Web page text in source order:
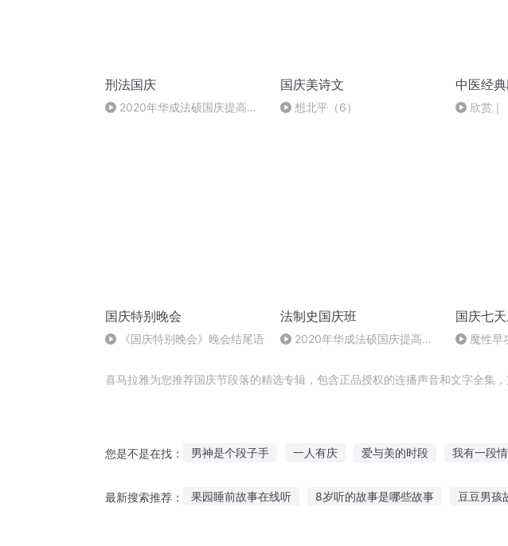
刑法国庆
2020年华成法硕国庆提高班
国庆美诗文
想北平（6）
中医经
欣赏｜
国庆特别晚会
《国庆特别晚会》晚会结尾语
法制史国庆班
2020年华成法硕国庆提高班
国庆七
魔性早
喜马拉雅为您推荐国庆节段落的精选专辑，包含正品授权的连播声音和文字全集
您是不是在找： 男神是个段子手 一人有庆 爱与美的时段 我有一段情
最新搜索推荐： 果园睡前故事在线听 8岁听的故事是哪些故事 豆豆男孩